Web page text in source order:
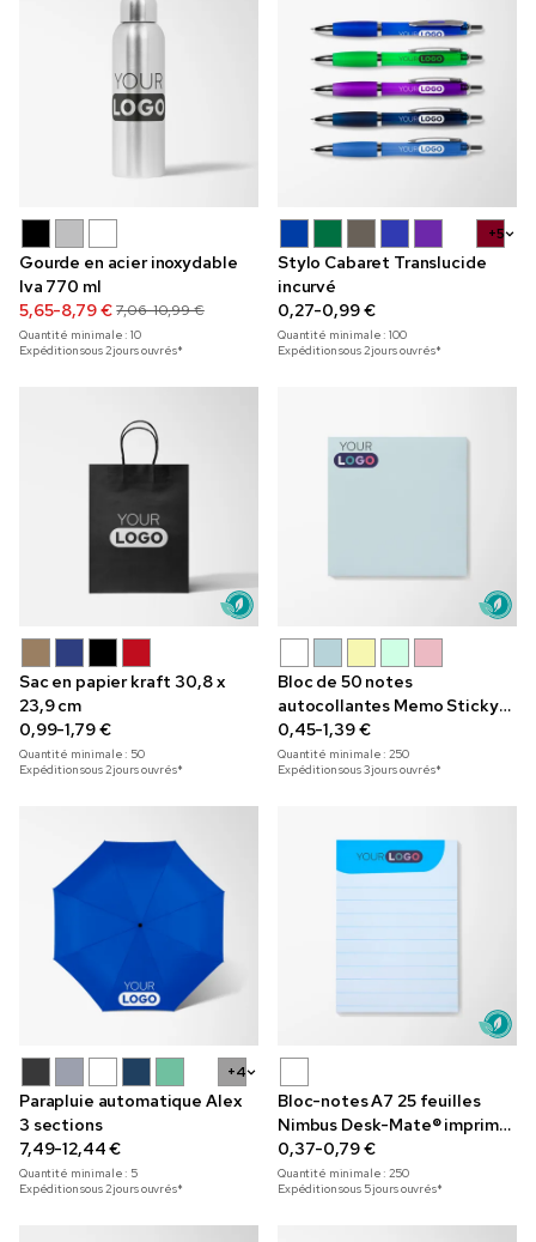
Gourde en acier inoxydable
Iva 770 ml
5,65-8,79 € 7,06-10,99 €
Quantité minimale :10
Expédition sous 2 jours ouvrés*
+5
Stylo Cabaret Translucide
incurvé
0,27-0,99 €
Quantité minimale :100
Expédition sous 2 jours ouvrés*
Sac en papier kraft 30,8 x
23,9 cm
0,99-1,79 €
Quantité minimale : 50
Expédition sous 2 jours ouvrés*
Bloc de 50 notes
autocollantes Memo Sticky-
Mate®
0,45-1,39 €
Quantité minimale :250
Expédition sous 3 jours ouvrés*
+4
Parapluie automatique Alex
3 sections
7,49-12,44 €
Quantité minimale : 5
Expédition sous 2 jours ouvrés*
Bloc-notes A7 25 feuilles
Nimbus Desk-Mate® imprimé
en couleur
0,37-0,79 €
Quantité minimale :250
Expédition sous 5 jours ouvrés*